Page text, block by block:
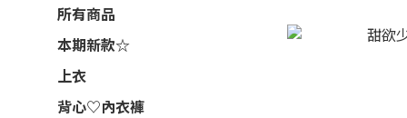
所有商品
本期新款☆
上衣
背心♡內衣褲